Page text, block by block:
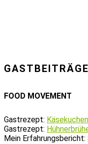
FOOD MOVEMENT
Gastrezept: Käsekuchen
Gastrezept:
Mein Erfahrungsbericht: